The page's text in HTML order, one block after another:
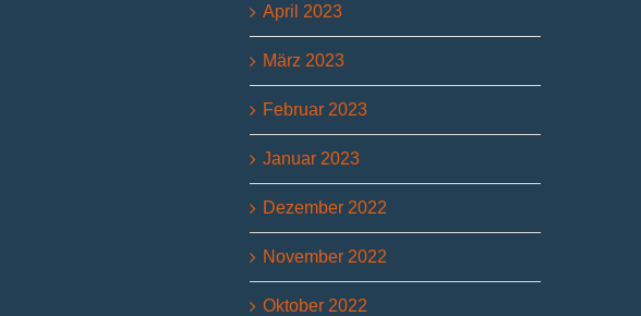
April 2023
März 2023
Februar 2023
Januar 2023
Dezember 2022
November 2022
Oktober 2022